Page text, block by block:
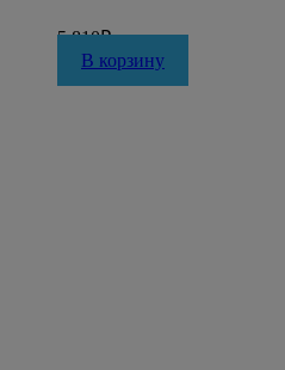
5 810₽
В корзину